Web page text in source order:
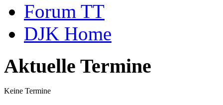
Forum TT
DJK Home
Aktuelle Termine
Keine Termine